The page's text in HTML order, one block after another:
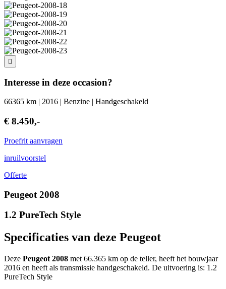
Interesse in deze occasion?
66365 km | 2016 | Benzine | Handgeschakeld
€ 8.450,-
Proefrit aanvragen
inruilvoorstel
Offerte
Peugeot 2008
1.2 PureTech Style
Specificaties van deze Peugeot
Deze Peugeot 2008 met 66.365 km op de teller, heeft het bouwjaar
2016 en heeft als transmissie handgeschakeld. De uitvoering is: 1.2
PureTech Style